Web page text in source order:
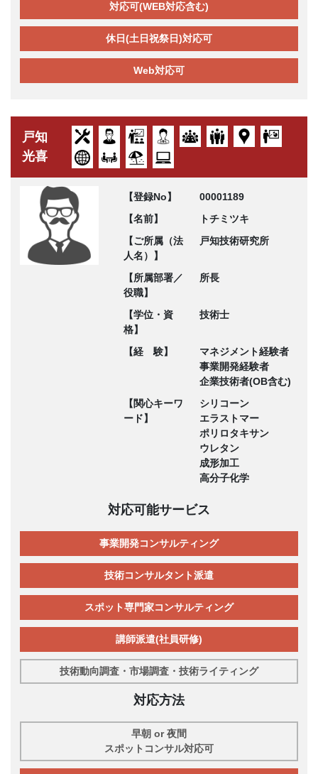
対応可(WEB対応含む)
休日(土日祝祭日)対応可
Web対応可
戸知
光喜
【登録No】
00001189
【名前】
トチミツキ
【ご所属（法
人名）】
戸知技術研究所
【所属部署／
役職】
所長
【学位・資
格】
技術士
【経 験】
マネジメント経験者
事業開発経験者
企業技術者(OB含む)
【関心キーワ
ード】
シリコーン
エラストマー
ポリロタキサン
ウレタン
成形加工
高分子化学
対応可能サービス
事業開発コンサルティング
技術コンサルタント派遣
スポット専門家コンサルティング
講師派遣(社員研修)
技術動向調査・市場調査・技術ライティング
対応方法
早朝 or 夜間
スポットコンサル対応可